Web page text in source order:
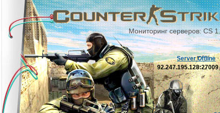
Мониторинг серверов: CS
Server Offline
92.247.195.128:27009